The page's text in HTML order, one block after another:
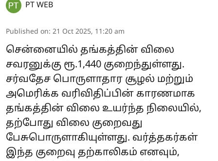
PT WEB
Published on: 21 Oct 2025, 11:20 am
சென்னையில் தங்கத்தின் விலை
சவரனுக்கு ரூ.1,440 குறைந்துள்ளது.
சர்வதேச பொருளாதார சூழல் மற்றும்
அமெரிக்க வரிவிதிப்பின் காரணமாக
தங்கத்தின் விலை உயர்ந்த நிலையில்,
தற்போது விலை குறைவது
பேசுபொருளாகியுள்ளது. வர்த்தகர்கள்
இந்த குறைவு தற்காலிகம் எனவும்,